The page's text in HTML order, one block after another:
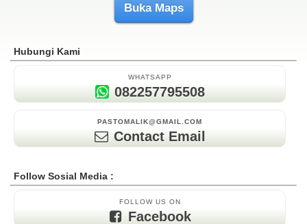
Buka Maps
Hubungi Kami
WHATSAPP
082257795508
PASTOMALIK@GMAIL.COM
Contact Email
Follow Sosial Media :
FOLLOW US ON
Facebook